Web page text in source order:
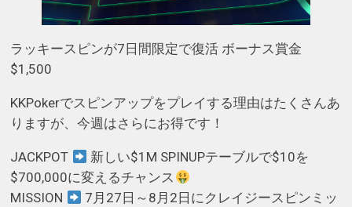
ラッキースピンが7日間限定で復活 ボーナス賞金
$1,500
KKPokerでスピンアップをプレイする理由はたくさんあ
りますが、今週はさらにお得です！
JACKPOT
新しい$1M SPINUPテーブルで$10を
$700,000に変えるチャンス
MISSION
7月27日～8月2日にクレイジースピンミッ